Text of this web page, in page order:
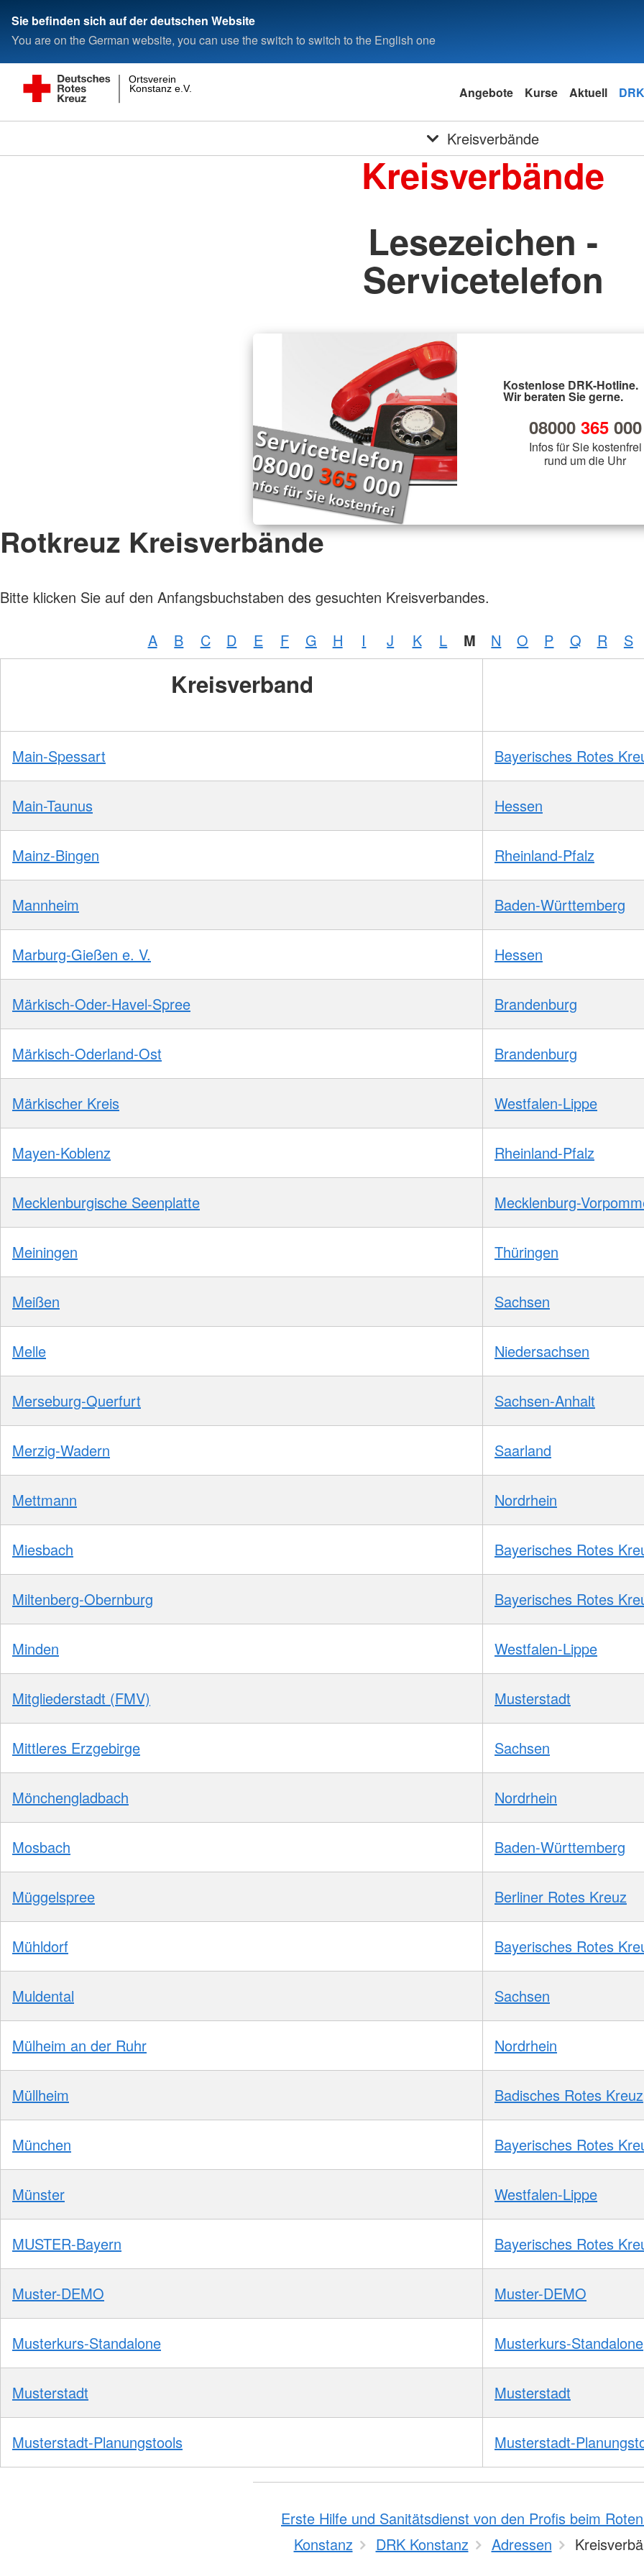
Sie befinden sich auf der deutschen Website
You are on the German website, you can use the switch to switch to the English one
Konstanz e.V.
Ortsverein
Angebote Kurse Aktuell
Kreisverbände
Kreisverbände
Lesezeichen -
Servicetelefon
Kostenlose DRK-Hotline.
Wir beraten Sie gerne.
08000 365000
Infos für Sie kostenfrei
rund um die Uhr
Rotkreuz Kreisverbände
Bitte klicken Sie auf den Anfangsbuchstaben des gesuchten Kreisverbandes.
A B C D E F G H I J K L M N O P Q R S
Kreisverband
Main-Spessart Bayerisches Rotes
Main-Taunus Hessen
Mainz-Bingen Rheinland-Pfalz
Mannheim Baden-Württemberg
Marburg-Gießen e. V. Hessen
Märkisch-Oder-Havel-Spree Brandenburg
Märkisch-Oderland-Ost Brandenburg
Märkischer Kreis Westfalen-Lippe
Mayen-Koblenz Rheinland-Pfalz
Mecklenburgische Seenplatte Mecklenburg-
Meiningen Thüringen
Meißen Sachsen
Melle Niedersachsen
Merseburg-Querfurt Sachsen-Anhalt
Merzig-Wadern Saarland
Mettmann Nordrhein
Miesbach Bayerisches Rotes
Miltenberg-Obernburg Bayerisches Rotes
Minden Westfalen-Lippe
Mitgliederstadt (FMV) Musterstadt
Mittleres Erzgebirge Sachsen
Mönchengladbach Nordrhein
Mosbach Baden-Württemberg
Müggelspree Berliner Rotes Kreuz
Mühldorf Bayerisches Rotes
Muldental Sachsen
Mülheim an der Ruhr Nordrhein
Müllheim Badisches Rotes Kreuz
München Bayerisches Rotes
Münster Westfalen-Lippe
MUSTER-Bayern Bayerisches Rotes
Muster-DEMO Muster-DEMO
Musterkurs-Standalone Musterkurs-Standalone
Musterstadt Musterstadt
Musterstadt-Planungstools Musterstadt-
Erste Hilfe und Sanitätsdienst von den Profis beim
Konstanz
DRK Konstanz Adressen